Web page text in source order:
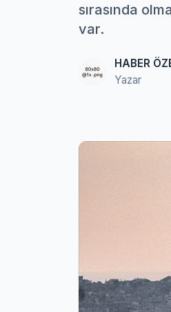
sırasında
var.
HABER
Yazar